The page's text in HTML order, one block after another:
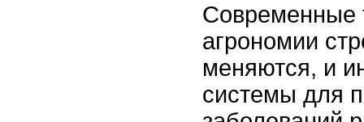
Современные
агрономии
меняются, и
системы для